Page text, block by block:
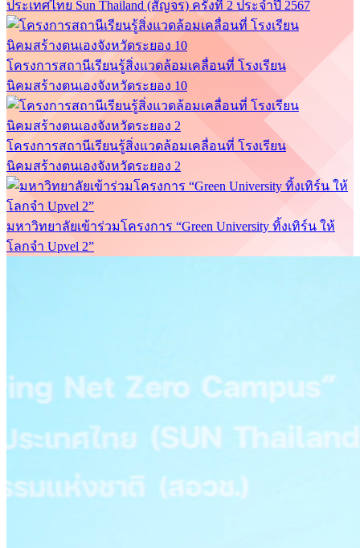
ประเทศไทย Sun Thailand (สัญจร) ครั้งที่ 2 ประจำปี 2567
โครงการสถานีเรียนรู้สิ่งแวดล้อมเคลื่อนที่ โรงเรียน
นิคมสร้างตนเองจังหวัดระยอง 10
โครงการสถานีเรียนรู้สิ่งแวดล้อมเคลื่อนที่ โรงเรียน
นิคมสร้างตนเองจังหวัดระยอง 2
มหาวิทยาลัยเข้าร่วมโครงการ “Green University ทิ้งเทิร์น ให้
โลกจำ Upvel 2”